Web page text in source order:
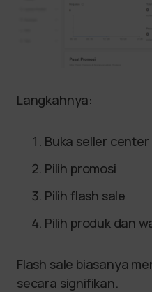
Langkahnya:
Buka seller center
Pilih promosi
Pilih flash sale
Pilih produk dan
Flash sale biasanya
secara signifikan.